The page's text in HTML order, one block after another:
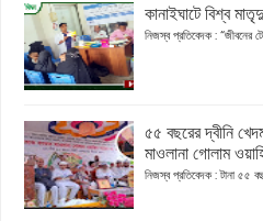
কানাইঘাটে বিশ্ব
নিজস্ব প্রতিবেদক : “জীবনের
৫৫ বছরের দ্বীনি
মাওলানা গোলাম
নিজস্ব প্রতিবেদক : টানা ৫৫